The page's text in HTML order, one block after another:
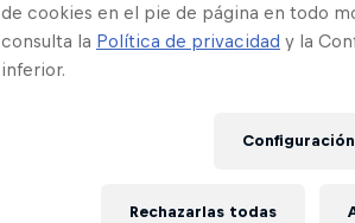
de cookies en el pie de página en todo
consulta la Política de privacidad y la
inferior.
Rechazarlas todas